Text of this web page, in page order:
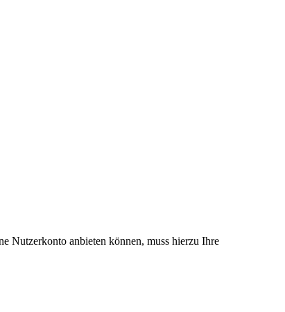
Nutzerkonto anbieten können, muss hierzu Ihre